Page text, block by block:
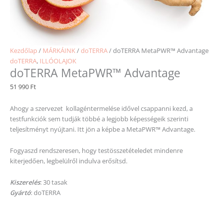
Kezdőlap / MÁRKÁINK/doTERRA/ doTERRA MetaPWR™ Advantage
doTERRA, ILLÓOLAJOK
doTERRA MetaPWR™ Advantage
51 990 Ft
Ahogy a szervezet kollagéntermelése idővel csappanni kezd, a
testfunkciók sem tudják többé a legjobb képességeik szerinti
teljesítményt nyújtani. Itt jön a képbe a MetaPWR™ Advantage.
Fogyaszd rendszeresen, hogy testösszetételedet mindenre
kiterjedően, legbelülről indulva erősítsd.
Kiszerelés: 30 tasak
Gyártó: doTERRA